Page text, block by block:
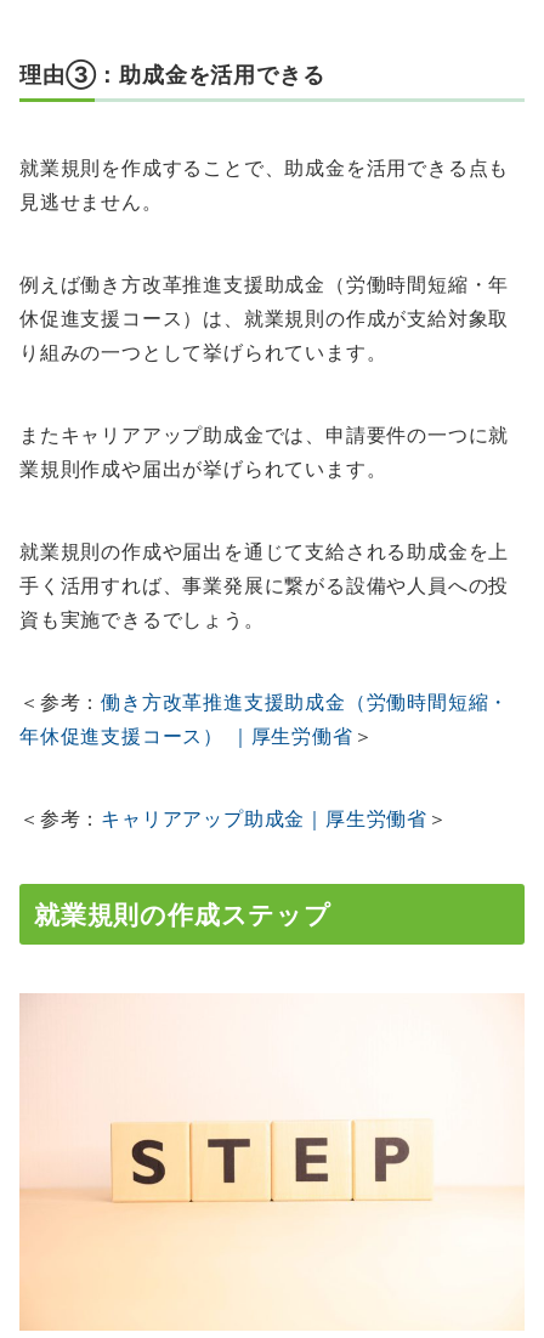
理由③：助成金を活用できる
就業規則を作成することで、助成金を活用できる点も
見逃せません。
例えば働き方改革推進支援助成金（労働時間短縮・年
休促進支援コース）は、就業規則の作成が支給対象取
り組みの一つとして挙げられています。
またキャリアアップ助成金では、申請要件の一つに就
業規則作成や届出が挙げられています。
就業規則の作成や届出を通じて支給される助成金を上
手く活用すれば、事業発展に繋がる設備や人員への投
資も実施できるでしょう。
＜参考：働き方改革推進支援助成金（労働時間短縮・
年休促進支援コース） ｜厚生労働省 ＞
＜参考： キャリアアップ助成金｜厚生労働省 ＞
就業規則の作成ステップ